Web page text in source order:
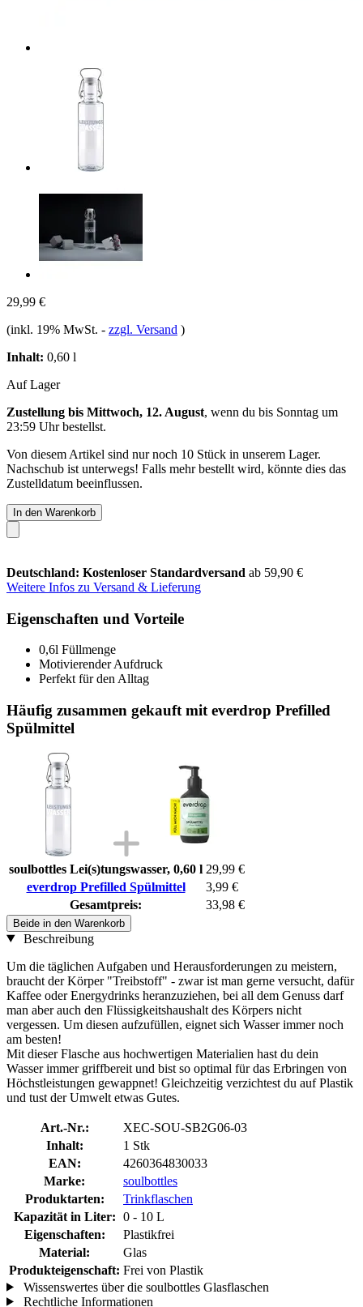
29,99 €
(inkl. 19% MwSt. - zzgl. Versand )
Inhalt: 0,60 l
Auf Lager
Zustellung bis Mittwoch, 12. August, wenn du bis Sonntag um
23:59 Uhrbestellst.
Von diesem Artikel sind nur noch 10 Stück in unserem Lager.
Nachschub ist unterwegs! Falls mehr bestellt wird, könnte dies das
Zustelldatum beeinflussen.
In den Warenkorb
Deutschland: Kostenloser Standardversand ab 59,90 €
Weitere Infos zu Versand & Lieferung
Eigenschaften und Vorteile
0,6l Füllmenge
Motivierender Aufdruck
Perfekt für den Alltag
Häufig zusammen gekauft mit everdrop Prefilled
Spülmittel
soulbottles Lei(s)tungswasser, 0,60 l 29,99 €
everdrop Prefilled Spülmittel
3,99 €
Gesamtpreis:
33,98 €
Beide in den Warenkorb
Beschreibung
Um die täglichen Aufgaben und Herausforderungen zu meistern,
braucht der Körper "Treibstoff" - zwar ist man gerne versucht, dafür
Kaffee oder Energydrinks heranzuziehen, bei all dem Genuss darf
man aber auch den Flüssigkeitshaushalt des Körpers nicht
vergessen. Um diesen aufzufüllen, eignet sich Wasser immer noch
am besten!
Mit dieser Flasche aus hochwertigen Materialien hast du dein
Wasser immer griffbereit und bist so optimal für das Erbringen von
Höchstleistungen gewappnet! Gleichzeitig verzichtest du auf Plastik
und tust der Umwelt etwas Gutes.
Art.-Nr.:
XEC-SOU-SB2G06-03
Inhalt:
1 Stk
EAN:
4260364830033
Marke:
soulbottles
Produktarten:
Trinkflaschen
Kapazität in Liter: 0 - 10 L
Eigenschaften:
Plastikfrei
Material:
Glas
Produkteigenschaft: Frei von Plastik
Wissenswertes über die soulbottles Glasflaschen
Rechtliche Informationen